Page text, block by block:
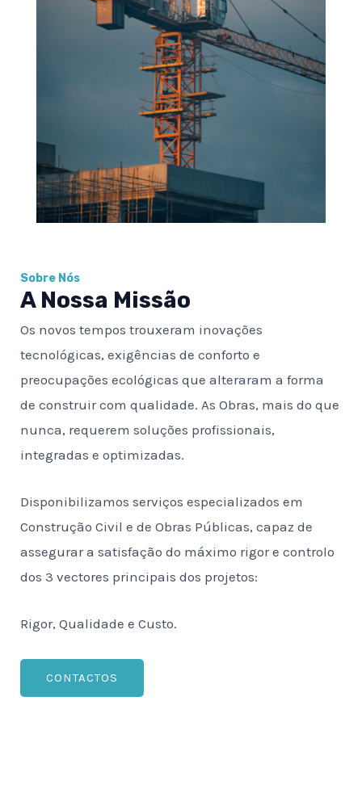
Sobre Nós
A Nossa Missão
Os novos tempos trouxeram inovações
tecnológicas, exigências de conforto e
preocupações ecológicas que alteraram a forma
de construir com qualidade. As Obras, mais do que
nunca, requerem soluções profissionais,
integradas e optimizadas.
Disponibilizamos serviços especializados em
Construção Civil e de Obras Públicas, capaz de
assegurar a satisfação do máximo rigor e controlo
dos 3 vectores principais dos projetos:
Rigor, Qualidade e Custo.
CONTACTOS